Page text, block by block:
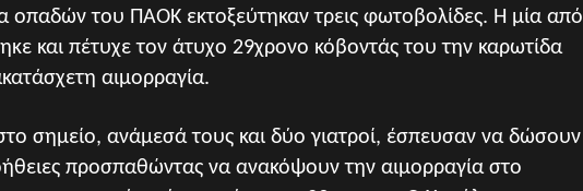
οπαδών του ΠΑΟΚ εκτοξεύτηκαν τρεις φωτοβολίδες. Η μία από
και πέτυχε τον άτυχο 29χρονο κόβοντάς του την καρωτίδα
αιμορραγία.
σημείο, ανάμεσά τους και δύο γιατροί, έσπευσαν να δώσουν
προσπαθώντας να ανακόψουν την αιμορραγία στο